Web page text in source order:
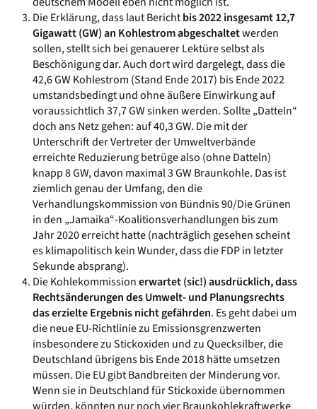
Die Erklärung, dass laut Berichtbis 2022 insgesamt 12,7
Gigawatt (GW) an Kohlestrom abgeschaltetwerden
sollen, stellt sich bei genauerer Lektüre selbst als
Beschönigung dar. Auch dort wird dargelegt, dass die
42,6 GW Kohlestrom (Stand Ende 2017) bis Ende 2022
umstandsbedingt und ohne äußere Einwirkung auf
voraussichtlich 37,7 GW sinken werden. Sollte „Datteln“
doch ans Netz gehen: auf 40,3 GW. Die mit der
Unterschrift der Vertreter der Umweltverbände
erreichte Reduzierung betrüge also (ohne Datteln)
knapp 8 GW, davon maximal 3 GW Braunkohle. Das ist
ziemlich genau der Umfang, den die
Verhandlungskommission von Bündnis 90/Die Grünen
in den „Jamaika“-Koalitionsverhandlungen bis zum
Jahr 2020 erreicht hatte (nachträglich gesehen scheint
es klimapolitisch kein Wunder, dass die FDP in letzter
Sekunde absprang).
Die Kohlekommissionerwartet (sic!) ausdrücklich, dass
Rechtsänderungen des Umwelt- und Planungsrechts
das erzielte Ergebnis nicht gefährden. Es geht dabei um
die neue EU-Richtlinie zu Emissionsgrenzwerten
insbesondere zu Stickoxiden und zu Quecksilber, die
Deutschland übrigens bis Ende 2018 hätte umsetzen
müssen. Die EU gibt Bandbreiten der Minderung vor.
Wenn sie in Deutschland für Stickoxide übernommen